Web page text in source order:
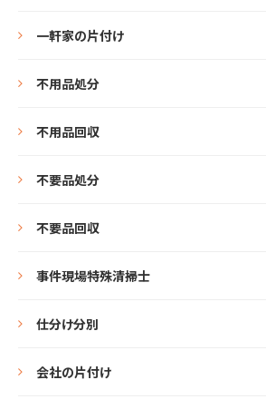
一軒家の片付け
不用品処分
不用品回収
不要品処分
不要品回収
事件現場特殊清掃士
仕分け分別
会社の片付け